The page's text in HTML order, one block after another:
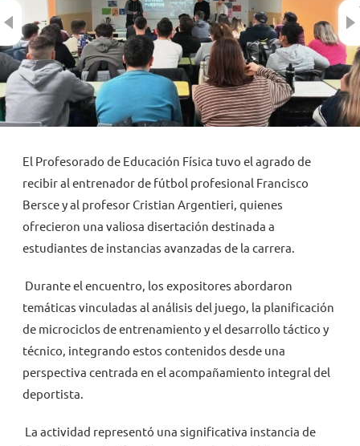
NOVEDADES
TRABAJAR AQUÍ
INTRANET
El Profesorado de Educación Física tuvo el agrado de
recibir al entrenador de fútbol profesional Francisco
Bersce y al profesor Cristian Argentieri, quienes
ofrecieron una valiosa disertación destinada a
estudiantes de instancias avanzadas de la carrera.
Durante el encuentro, los expositores abordaron
temáticas vinculadas al análisis del juego, la planificación
de microciclos de entrenamiento y el desarrollo táctico y
técnico, integrando estos contenidos desde una
perspectiva centrada en el acompañamiento integral del
deportista.
La actividad representó una significativa instancia de